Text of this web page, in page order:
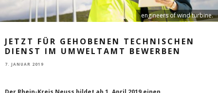
engineers of wind turbine.
JETZT FÜR GEHOBENEN TECHNISCHEN
DIENST IM UMWELTAMT BEWERBEN
7. JANUAR 2019